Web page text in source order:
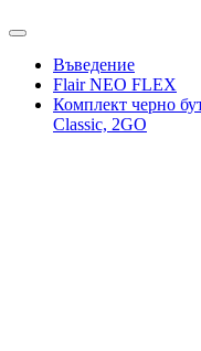
Въведение
Flair NEO FLEX
Комплект черно
Classic, 2GO